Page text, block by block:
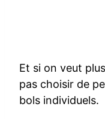
Et si on veut
pas choisir de
bols individuels.